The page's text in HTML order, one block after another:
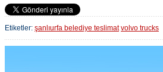
Etiketler: şanlıurfa belediye teslimat volvo trucks